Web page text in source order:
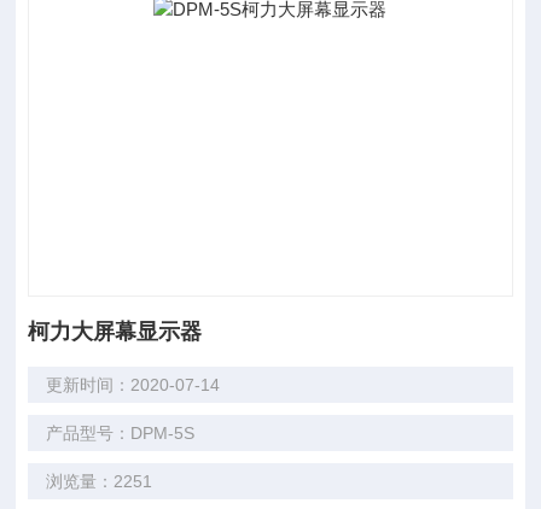
柯力大屏幕显示器
更新时间：2020-07-14
产品型号：DPM-5S
浏览量：2251